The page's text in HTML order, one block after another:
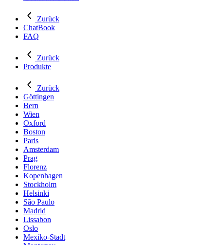
Zurück
ChatBook
FAQ
Zurück
Produkte
Zurück
Göttingen
Bern
Wien
Oxford
Boston
Paris
Amsterdam
Prag
Florenz
Kopenhagen
Stockholm
Helsinki
São Paulo
Madrid
Lissabon
Oslo
Mexiko-Stadt